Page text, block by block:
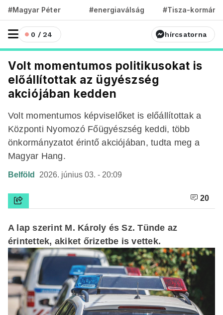
#Magyar Péter #energiaválság #Tisza-kormány
0 / 24 hírcsatorna
Volt momentumos politikusokat is
előállítottak az ügyészség
akciójában kedden
Volt momentumos képviselőket is előállítottak a
Központi Nyomozó Főügyészség keddi, több
önkormányzatot érintő akciójában, tudta meg a
Magyar Hang.
Belföld 2026. június 03. - 20:09
20
A lap szerint M. Károly és Sz. Tünde az
érintettek, akiket őrizetbe is vettek.